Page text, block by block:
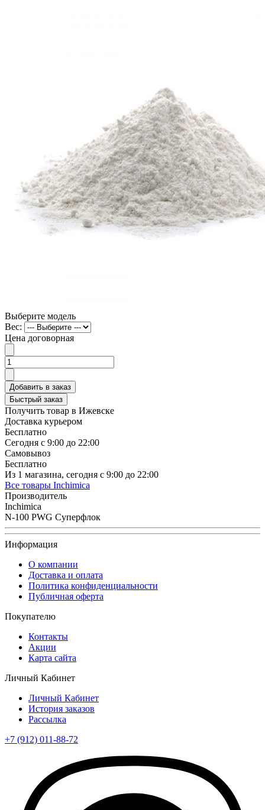
Выберите модель
Вес:
Цена договорная
Добавить в заказ
Быстрый заказ
Получить товар в Ижевске
Доставка курьером
Бесплатно
Сегодня с 9:00 до 22:00
Самовывоз
Бесплатно
Из 1 магазина, сегодня с 9:00 до 22:00
Все товары Inchimica
Производитель
Inchimica
N-100 PWG Суперфлок
Информация
О компании
Доставка и оплата
Политика конфиденциальности
Публичная оферта
Покупателю
Контакты
Акции
Карта сайта
Личный Кабинет
Личный Кабинет
История заказов
Рассылка
+7 (912) 011-88-72